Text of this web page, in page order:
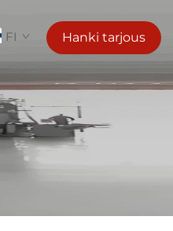
FI Hanki tarjous